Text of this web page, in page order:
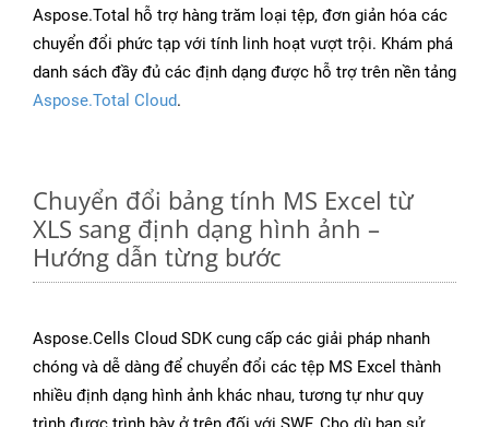
Aspose.Total hỗ trợ hàng trăm loại tệp, đơn giản hóa các
chuyển đổi phức tạp với tính linh hoạt vượt trội. Khám phá
danh sách đầy đủ các định dạng được hỗ trợ trên nền tảng
Aspose.Total Cloud.
Chuyển đổi bảng tính MS Excel từ
XLS sang định dạng hình ảnh –
Hướng dẫn từng bước
Aspose.Cells Cloud SDK cung cấp các giải pháp nhanh
chóng và dễ dàng để chuyển đổi các tệp MS Excel thành
nhiều định dạng hình ảnh khác nhau, tương tự như quy